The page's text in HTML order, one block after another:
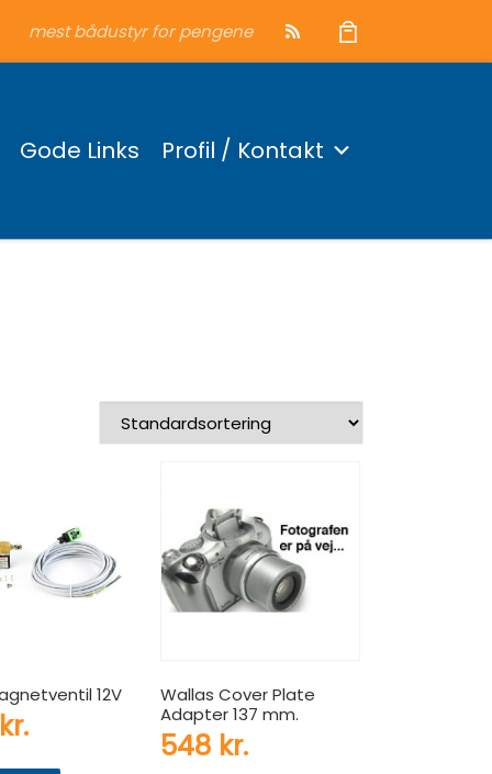
mest bådustyr for pengene
Gode Links Profil / Kontakt
12V
Wallas Cover Plate
Adapter 137 mm.
548 kr.